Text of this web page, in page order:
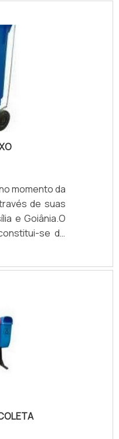
o melhor
a
as etapas
ao
momento da
de suas
e Goiânia.O
se de
para
dos
que garante
cheiro e
são em